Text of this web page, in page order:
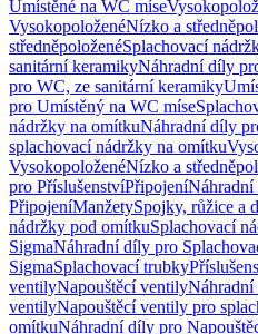
Umístěné na WC míse
VysokopoloženéNízko a
středněpoloženéSplachovací
sanitární keramikyNáhradní díly
pro WC, ze sanitární keramiky
pro Umístěný na WC míse
nádržky na omítkuNáhradní díly
splachovací nádržky na omítku
VysokopoloženéNízko a
pro PříslušenstvíPřipojení
PřipojeníManžetySpojky, růžice a
nádržky pod omítkuSplachovací
SigmaNáhradní díly pro
SigmaSplachovací trubky
ventilyNapouštěcí ventilyNáhradní
ventilyNapouštěcí ventily pro
omítkuNáhradní díly pro